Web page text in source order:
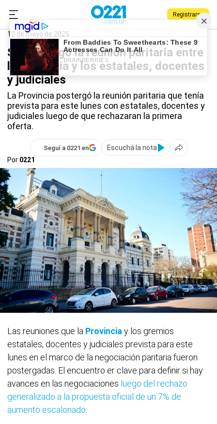
Registrarse
0221.com.ar
Provincia
12 de mayo de 2025
Se postergó la reunión paritaria entre
la Provincia y los estatales, docentes
y judiciales
La Provincia postergó la reunión paritaria que tenía
prevista para este lunes con estatales, docentes y
judiciales luego de que rechazaran la primera
oferta.
Seguí a 0221 en
Escuchá la nota
Por 0221
Las reuniones que la Provincia y los gremios
estatales, docentes y judiciales prevista para este
lunes en el marco de la negociación paritaria fueron
postergadas. El encuentro er clave para definir si hay
avances en las negociaciones luego del rechazo
generalizado a la propuesta oficial de un 7% de
aumento escalonado